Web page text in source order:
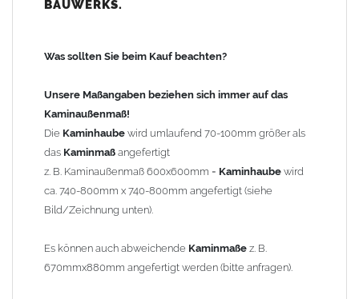
100mm
120mm
140mm
Andere Bohrmaße sind auf Anfrage möglich (Aufpreis
Sonderbohrung 55,99 EUR).
Befestigung/Stützen
Kaminhaubewird inkl. EdelstahlBefestigungsmaterial
geliefert. Die Standardflachstützen sind aus
beträgt ca. 25cm bis 30cm. DieKaminhaubekann mit längeren
Stützen bis Höhe 450mm geliefert werden (Aufpreis 42,89 EUR).
BAUWERKS.
Was sollten Sie beim Kauf beachten?
Unsere Maßangaben beziehen sich immer auf das
Kaminaußenmaß!
Die Kaminhaube wird umlaufend 70-100mm größer als
das Kaminmaß angefertigt
z. B. Kaminaußenmaß 600x600mm = Kaminhaube wird
ca. 740-800mm x 740-800mm angefertigt (siehe
Bild/Zeichnung unten).
Es können auch abweichende Kaminmaße z. B.
670mmx880mm angefertigt werden (bitte anfragen).